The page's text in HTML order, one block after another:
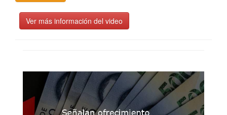
Ver más información del video